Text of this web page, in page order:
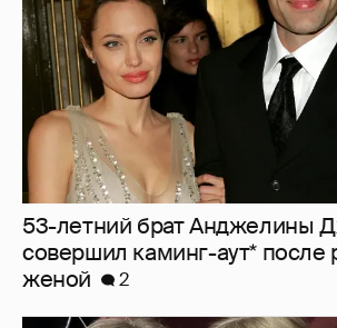
53-летний брат Анджелины
совершил каминг-аут* после
женой
2